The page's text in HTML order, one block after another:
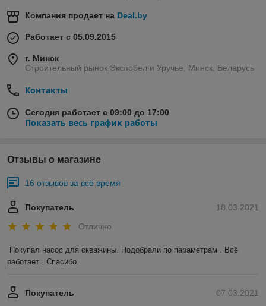
Компания продает на Deal.by
Работает с 05.09.2015
г. Минск
Строительный рынок Экспобел и Уручье, Минск, Беларусь
Контакты
Сегодня работает с 09:00 до 17:00
Показать весь график работы
Отзывы о магазине
16 отзывов за всё время
18.03.2021
Покупатель
Отлично
Покупал насос для скважины. Подобрали по параметрам . Всё
работает . Спасибо.
07.03.2021
Покупатель